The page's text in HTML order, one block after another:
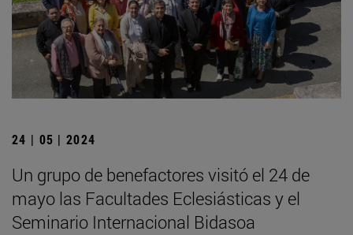
24 | 05 | 2024
Un grupo de benefactores visitó el 24 de
mayo las Facultades Eclesiásticas y el
Seminario Internacional Bidasoa